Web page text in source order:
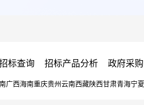
标查询 招标产品分析 政府采购
广西海南重庆贵州 云南西藏陕西甘肃青海宁夏